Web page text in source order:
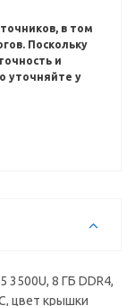
в том
Поскольку
и
уточняйте у
3500U, 8 ГБ DDR4,
цвет крышки